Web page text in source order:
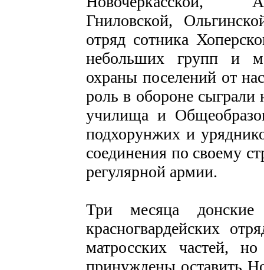
Гниловской,
отряд сотника
небольших групп и
охраны поселений от
роль в обороне сыграли
училища и
подхорунжих и
соединения по своему
регулярной армии.
Три месяца донские
красногвардейских
матросских частей,
принуждены оставить